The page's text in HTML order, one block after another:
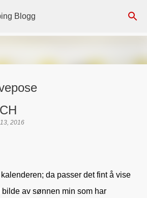
til hovedinnhold
Blogg
2016
da passer det fint å vise
av sønnen min som har